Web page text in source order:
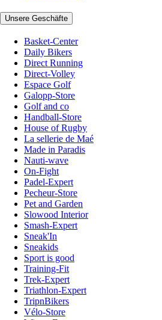
Unsere Geschäfte
Basket-Center
Daily Bikers
Direct Running
Direct-Volley
Espace Golf
Galopp-Store
Golf and co
Handball-Store
House of Rugby
La sellerie de Maé
Made in Paradis
Nauti-wave
On-Fight
Padel-Expert
Pecheur-Store
Pet and Garden
Slowood Interior
Smash-Expert
Sneak'In
Sneakids
Sport is good
Training-Fit
Trek-Expert
Triathlon-Expert
TripnBikers
Vélo-Store